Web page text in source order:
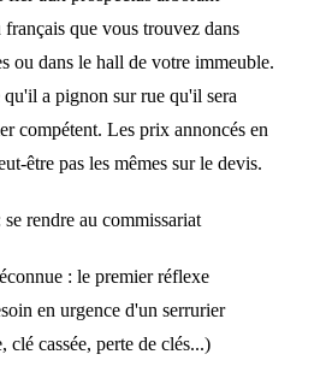
que vous trouvez dans
ou dans le hall de votre immeuble.
qu'il a pignon sur rue qu'il sera
compétent. Les prix annoncés en
être pas les mêmes sur le devis.
rendre au commissariat
: le premier réflexe
en urgence d'un serrurier
clé cassée, perte de clés...)